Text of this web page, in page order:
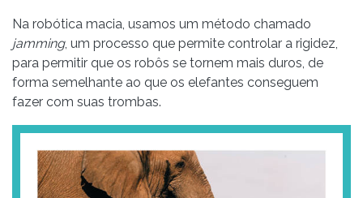
Na robótica macia, usamos um método chamado
jamming, um processo que permite controlar a rigidez,
para permitir que os robôs se tornem mais duros, de
forma semelhante ao que os elefantes conseguem
fazer com suas trombas.